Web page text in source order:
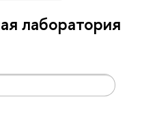
лаборатория